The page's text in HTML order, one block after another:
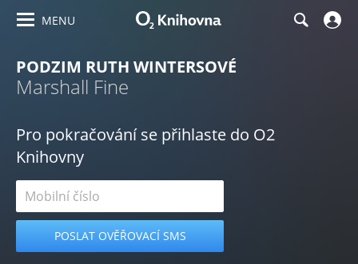
MENU
PODZIM RUTH WINTERSOVÉ
Marshall Fine
Pro pokračování se přihlaste do O2
Knihovny